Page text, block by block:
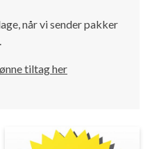
når vi sender pakker
tiltag her